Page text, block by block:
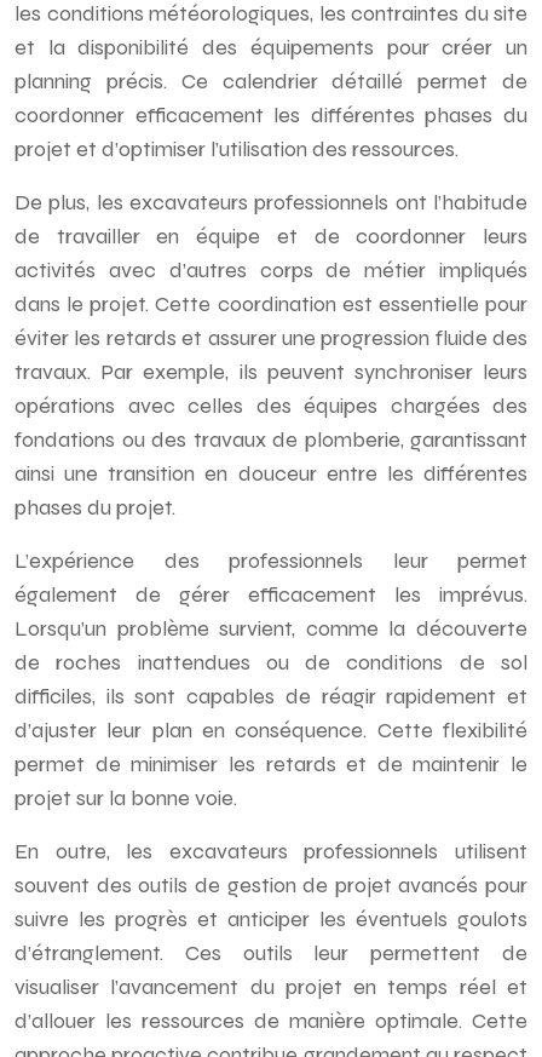
les conditions météorologiques, les contraintes du site
et la disponibilité des équipements pour créer un
planning précis. Ce calendrier détaillé permet de
coordonner efficacement les différentes phases du
projet et d’optimiser l’utilisation des ressources.
De plus, les excavateurs professionnels ont l’habitude
de travailler en équipe et de coordonner leurs
activités avec d’autres corps de métier impliqués
dans le projet. Cette coordination est essentielle pour
éviter les retards et assurer une progression fluide des
travaux. Par exemple, ils peuvent synchroniser leurs
opérations avec celles des équipes chargées des
fondations ou des travaux de plomberie, garantissant
ainsi une transition en douceur entre les différentes
phases du projet.
L’expérience des professionnels leur permet
également de gérer efficacement les imprévus.
Lorsqu’un problème survient, comme la découverte
de roches inattendues ou de conditions de sol
difficiles, ils sont capables de réagir rapidement et
d’ajuster leur plan en conséquence. Cette flexibilité
permet de minimiser les retards et de maintenir le
projet sur la bonne voie.
En outre, les excavateurs professionnels utilisent
souvent des outils de gestion de projet avancés pour
suivre les progrès et anticiper les éventuels goulots
d’étranglement. Ces outils leur permettent de
visualiser l’avancement du projet en temps réel et
d’allouer les ressources de manière optimale. Cette